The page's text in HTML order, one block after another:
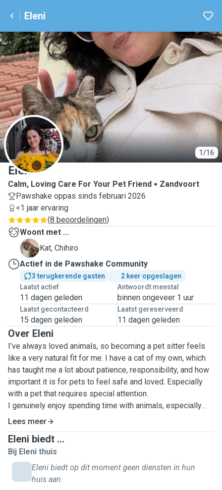
Eleni
1/16
E
Eleni
Calm, Loving Care For Your Pet Friend
Zandvoort
Pawshake oppas sinds februari 2026
<1 jaar ervaring
(8 beoordelingen)
Woont met ...
C
Kat, Chihiro
Actief in de Pawshake Community
3 terugkerende gasten
2 keer opgeslagen
Laatst actief
11 dagen geleden
Antwoordt meestal
binnen ongeveer 1 uur
Laatst gecontacteerd
15 dagen geleden
Laatst gereserveerd
11 dagen geleden
Over Eleni
I’ve always loved animals, so becoming a pet sitter feels
like a very natural fit for me. I have a cat of my own, which
has taught me a lot about patience, responsibility, and how
important it is for pets to feel safe and loved. Especially
with a pet that requires special attention.
I genuinely enjoy spending time with animals, especially
cats and dogs, and I care for every pet as if it were my own.
I’m a calm and gentle person, and I’m comfortable caring for
pets that may be shy, anxious, or need a bit more
understanding. I know that every animal has its own
personality and routine, so I take the time to help them feel
relaxed and comfortable. I have experience pet sitting both
Lees meer
Eleni biedt ...
Bij Eleni thuis
Eleni biedt op dit moment geen diensten in hun
huis aan.